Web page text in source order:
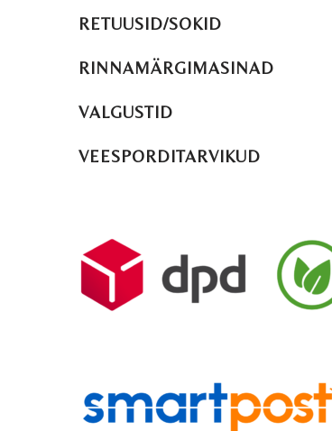
RETUUSID/SOKID
RINNAMÄRGIMASINAD
VALGUSTID
VEESPORDITARVIKUD